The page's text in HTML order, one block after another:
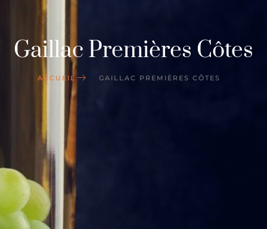
Gaillac Premières Côtes
ACCUEIL GAILLAC PREMIÈRES CÔTES